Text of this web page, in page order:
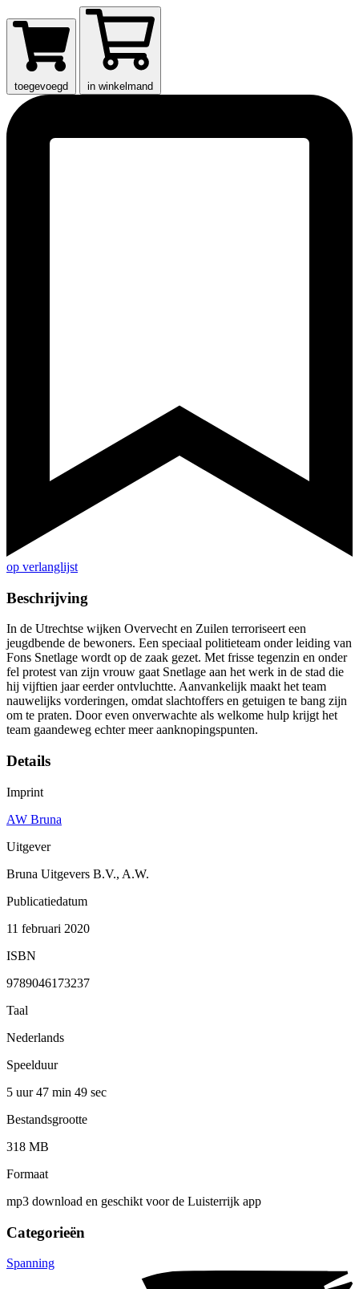
toegevoegd in winkelmand
op verlanglijst
Beschrijving
In de Utrechtse wijken Overvecht en Zuilen terroriseert een
jeugdbende de bewoners. Een speciaal politieteam onder leiding van
Fons Snetlage wordt op de zaak gezet. Met frisse tegenzin en onder
fel protest van zijn vrouw gaat Snetlage aan het werk in de stad die
hij vijftien jaar eerder ontvluchtte. Aanvankelijk maakt het team
nauwelijks vorderingen, omdat slachtoffers en getuigen te bang zijn
om te praten. Door even onverwachte als welkome hulp krijgt het
team gaandeweg echter meer aanknopingspunten.
Details
Imprint
AW Bruna
Uitgever
Bruna Uitgevers B.V., A.W.
Publicatiedatum
11 februari 2020
ISBN
9789046173237
Taal
Nederlands
Speelduur
5 uur 47 min 49 sec
Bestandsgrootte
318 MB
Formaat
mp3 download en geschikt voor de Luisterrijk app
Categorieën
Spanning